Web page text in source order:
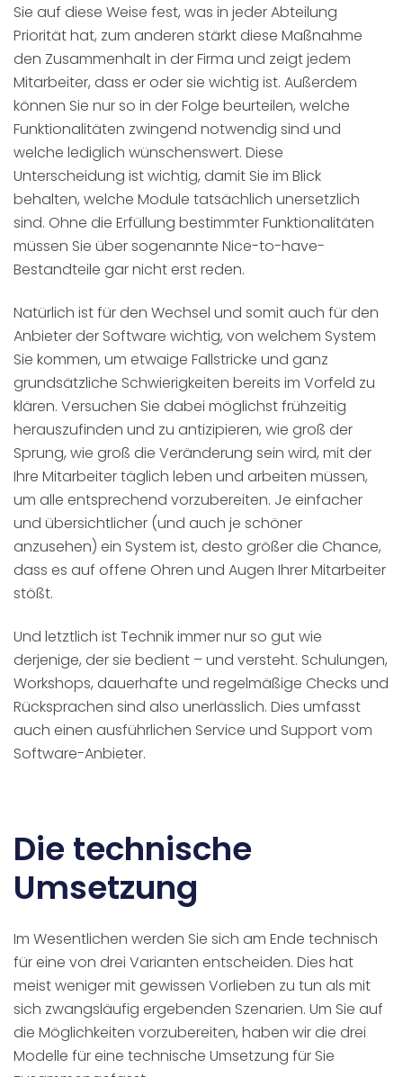
Sie auf diese Weise fest, was in jeder Abteilung
Priorität hat, zum anderen stärkt diese Maßnahme
den Zusammenhalt in der Firma und zeigt jedem
Mitarbeiter, dass er oder sie wichtig ist. Außerdem
können Sie nur so in der Folge beurteilen, welche
Funktionalitäten zwingend notwendig sind und
welche lediglich wünschenswert. Diese
Unterscheidung ist wichtig, damit Sie im Blick
behalten, welche Module tatsächlich unersetzlich
sind. Ohne die Erfüllung bestimmter Funktionalitäten
müssen Sie über sogenannte Nice-to-have-
Bestandteile gar nicht erst reden.
Natürlich ist für den Wechsel und somit auch für den
Anbieter der Software wichtig, von welchem System
Sie kommen, um etwaige Fallstricke und ganz
grundsätzliche Schwierigkeiten bereits im Vorfeld zu
klären. Versuchen Sie dabei möglichst frühzeitig
herauszufinden und zu antizipieren, wie groß der
Sprung, wie groß die Veränderung sein wird, mit der
Ihre Mitarbeiter täglich leben und arbeiten müssen,
um alle entsprechend vorzubereiten. Je einfacher
und übersichtlicher (und auch je schöner
anzusehen) ein System ist, desto größer die Chance,
dass es auf offene Ohren und Augen Ihrer Mitarbeiter
stößt.
Und letztlich ist Technik immer nur so gut wie
derjenige, der sie bedient – und versteht. Schulungen,
Workshops, dauerhafte und regelmäßige Checks und
Rücksprachen sind also unerlässlich. Dies umfasst
auch einen ausführlichen Service und Support vom
Software-Anbieter.
Die technische
Umsetzung
Im Wesentlichen werden Sie sich am Ende technisch
für eine von drei Varianten entscheiden. Dies hat
meist weniger mit gewissen Vorlieben zu tun als mit
sich zwangsläufig ergebenden Szenarien. Um Sie auf
die Möglichkeiten vorzubereiten, haben wir die drei
Modelle für eine technische Umsetzung für Sie